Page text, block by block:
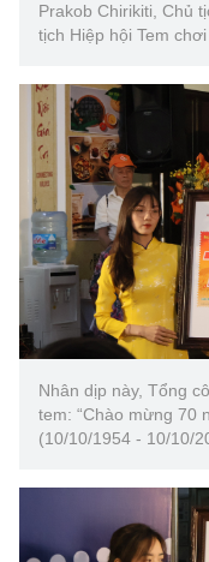
Prakob Chirikiti, Chủ
tịch Hiệp hội Tem
Nhân dịp này, Tổng
tem: “Chào mừng 70
(10/10/1954 - 10/10/